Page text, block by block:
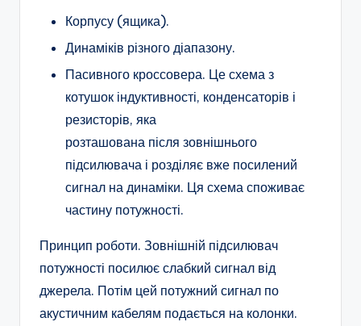
Корпусу (ящика).
Динаміків різного діапазону.
Пасивного кроссовера. Це схема з
котушок індуктивності, конденсаторів і
резисторів, яка
розташована після зовнішнього
підсилювача і розділяє вже посилений
сигнал на динаміки. Ця схема споживає
частину потужності.
Принцип роботи. Зовнішній підсилювач
потужності посилює слабкий сигнал від
джерела. Потім цей потужний сигнал по
акустичним кабелям подається на колонки.